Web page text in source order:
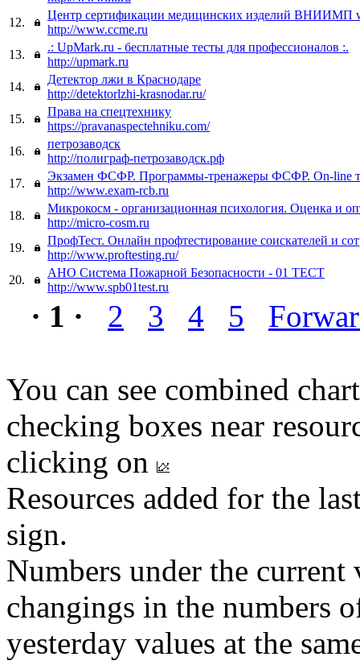
12.
Центр сертификации медицинских изделий ВНИИМП
http://www.ccme.ru
13.
.: UpMark.ru - бесплатные тесты для профессионалов :.
http://upmark.ru
14.
Детектор лжи в Краснодаре
http://detektorlzhi-krasnodar.ru/
15.
Права на спецтехнику
https://pravanaspectehniku.com/
16.
петрозаводск
http://полиграф-петрозаводск.рф
17.
Экзамен ФСФР. Программы-тренажеры ФСФР. On-line
http://www.exam-rcb.ru
18.
Микрокосм - организационная психология. Оценка и
http://micro-cosm.ru
19.
ПрофТест. Онлайн профтестирование соискателей и
http://www.proftesting.ru/
20.
АНО Система Пожарной Безопасности - 01 ТЕСТ
http://www.spb01test.ru
· 1 · 2 3 4 5
You can see combined
checking boxes near
clicking on
Resources added for the
sign.
Numbers under the
changings in the numbers
yesterday values at the